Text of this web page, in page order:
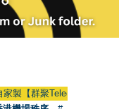
製【群聚Telegram群組】